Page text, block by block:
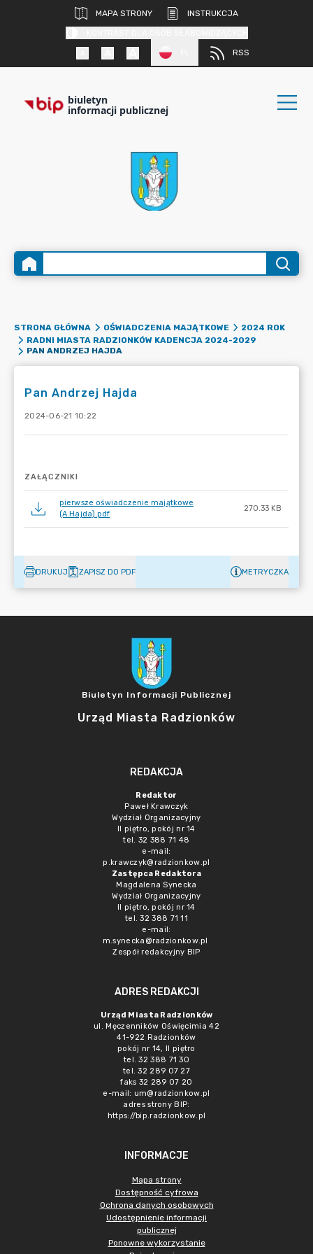
MAPA STRONY
INSTRUKCJA
RSS
biuletyn
informacji publicznej
STRONA GŁÓWNA OŚWIADCZENIA MAJĄTKOWE
2024 ROK
RADNI MIASTA RADZIONKÓW KADENCJA 2024-2029
PAN ANDRZEJ HAJDA
Pan Andrzej Hajda
2024-06-21 10:22
ZAŁĄCZNIKI
pierwsze oświadczenie majątkowe
(A.Hajda).pdf
270.33 KB
DRUKUJ ZAPISZ DO PDF METRYCZKA
Biuletyn Informacji Publicznej
Urząd Miasta Radzionków
REDAKCJA
Redaktor
Paweł Krawczyk
Wydział Organizacyjny
II piętro, pokój nr 14
tel. 32 388 71 48
e-mail:
p.krawczyk@radzionkow.pl
Zastępca Redaktora
Magdalena Synecka
Wydział Organizacyjny
II piętro, pokój nr 14
tel. 32 388 71 11
e-mail:
m.synecka@radzionkow.pl
Zespół redakcyjny BIP
ADRES REDAKCJI
Urząd Miasta Radzionków
ul. Męczenników Oświęcimia 42
41-922 Radzionków
pokój nr 14, II piętro
tel. 32 388 71 30
tel. 32 289 07 27
faks 32 289 07 20
e-mail: um@radzionkow.pl
adres strony BIP:
https://bip.radzionkow.pl
INFORMACJE
Mapa strony
Dostępność cyfrowa
Ochrona danych osobowych
Udostępnienie informacji
publicznej
Ponowne wykorzystanie